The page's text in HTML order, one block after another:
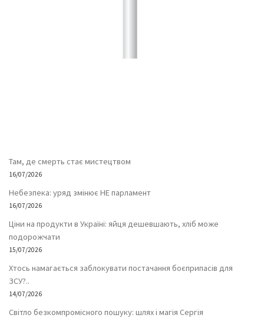
Там, де смерть стає мистецтвом
16/07/2026
Небезпека: уряд змінює НЕ парламент
16/07/2026
Ціни на продукти в Україні: яйця дешевшають, хліб може
подорожчати
15/07/2026
Хтось намагається заблокувати постачання боєприпасів для
ЗСУ?..
14/07/2026
Світло безкомпромісного пошуку: шлях і магія Сергія